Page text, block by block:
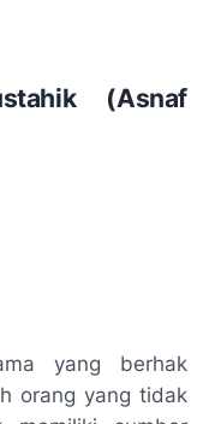
(Asnaf
yang berhak
orang yang tidak